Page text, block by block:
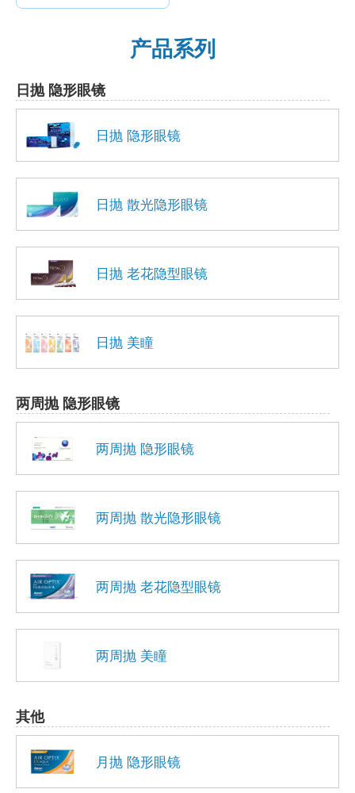
产品系列
日抛 隐形眼镜
日抛 隐形眼镜
日抛 散光隐形眼镜
日抛 老花隐型眼镜
日抛 美瞳
两周抛 隐形眼镜
两周抛 隐形眼镜
两周抛 散光隐形眼镜
两周抛 老花隐型眼镜
两周抛 美瞳
其他
月抛 隐形眼镜